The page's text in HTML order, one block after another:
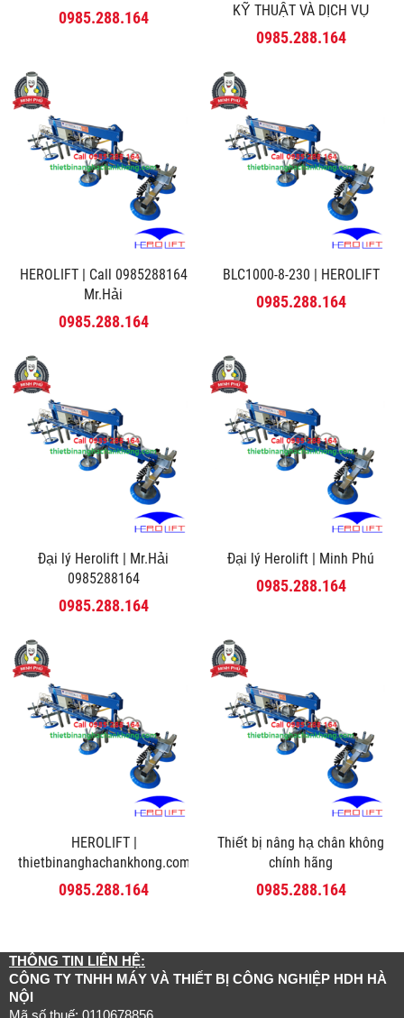
0985.288.164
KỸ THUẬT VÀ DỊCH VỤ
MINH PHÚ
0985.288.164
HEROLIFT | Call 0985288164
Mr.Hải
0985.288.164
BLC1000-8-230 | HEROLIFT
0985.288.164
Đại lý Herolift | Mr.Hải
0985288164
0985.288.164
Đại lý Herolift | Minh Phú
0985.288.164
HEROLIFT |
thietbinanghachankhong.com
0985.288.164
Thiết bị nâng hạ chân không
chính hãng
0985.288.164
THÔNG TIN LIÊN HỆ:
CÔNG TY TNHH MÁY VÀ THIẾT BỊ CÔNG NGHIỆP HDH HÀ
NỘI